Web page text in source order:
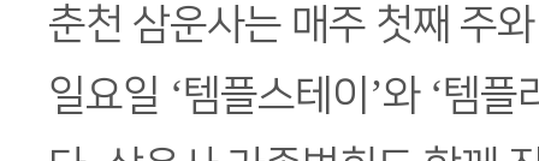
춘천 삼운사는 매주 첫째 주
일요일 ‘템플스테이’와 ‘템플